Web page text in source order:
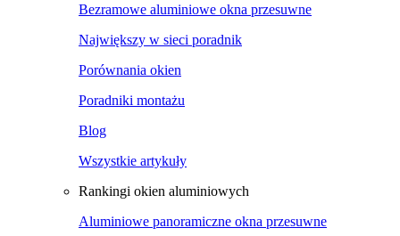
Bezramowe aluminiowe okna przesuwne
Największy w sieci poradnik
Porównania okien
Poradniki montażu
Blog
Wszystkie artykuły
Rankingi okien aluminiowych
Aluminiowe panoramiczne okna przesuwne